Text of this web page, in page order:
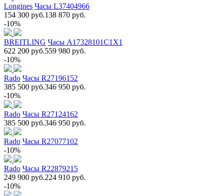
Longines Часы L37404966
154 300 руб.138 870 руб.
-10%
BREITLING Часы A17328101C1X1
622 200 руб.559 980 руб.
-10%
Rado Часы R27196152
385 500 руб.346 950 руб.
-10%
Rado Часы R27124162
385 500 руб.346 950 руб.
Rado Часы R27077102
-10%
Rado Часы R22879215
249 900 руб.224 910 руб.
-10%